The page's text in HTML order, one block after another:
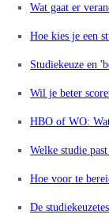
Wat gaat er
Hoe kies je een
Studiekeuze en
Wil je beter
HBO of WO:
Welke studie
Hoe voor te
De